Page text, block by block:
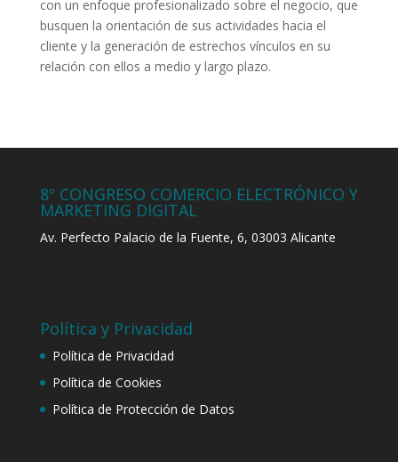
con un enfoque profesionalizado sobre el negocio, que
busquen la orientación de sus actividades hacia el
cliente y la generación de estrechos vínculos en su
relación con ellos a medio y largo plazo.
8º CONGRESO COMERCIO ELECTRÓNICO Y
MARKETING DIGITAL
Av. Perfecto Palacio de la Fuente, 6, 03003 Alicante
Política y Privacidad
Política de Privacidad
Política de Cookies
Política de Protección de Datos